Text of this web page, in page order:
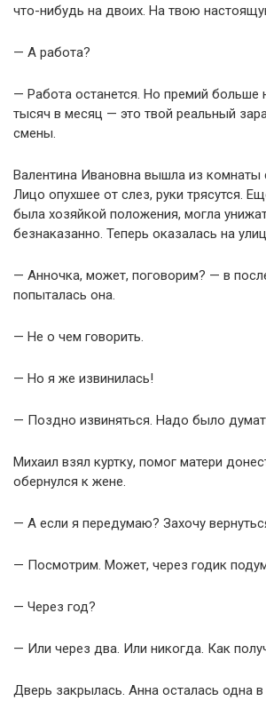
что-нибудь на двоих. На твою
— А работа?
— Работа останется. Но премий больше
тысяч в месяц — это твой реальный
смены.
Валентина Ивановна вышла из комнаты
Лицо опухшее от слез, руки трясутся.
была хозяйкой положения, могла
безнаказанно. Теперь оказалась на
— Анночка, может, поговорим? — в
попыталась она.
— Не о чем говорить.
— Но я же извинилась!
— Поздно извиняться. Надо было
Михаил взял куртку, помог матери
обернулся к жене.
— А если я передумаю? Захочу
— Посмотрим. Может, через годик
— Через год?
— Или через два. Или никогда. Как
Дверь закрылась. Анна осталась одна в